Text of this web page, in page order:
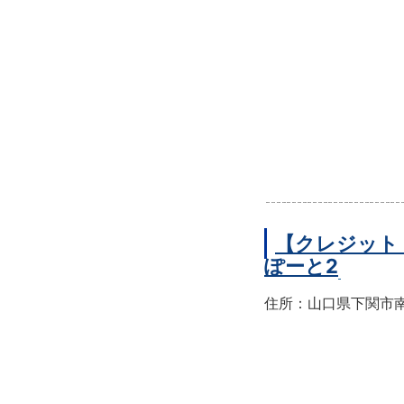
【クレジッ
ぽーと2
住所：山口県下関市